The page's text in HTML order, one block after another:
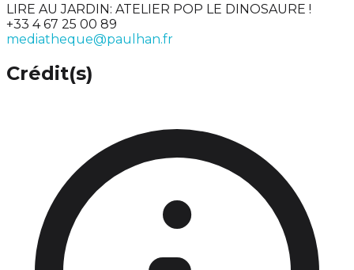
LIRE AU JARDIN: ATELIER POP LE DINOSAURE !
+33 4 67 25 00 89
mediatheque@paulhan.fr
Crédit(s)